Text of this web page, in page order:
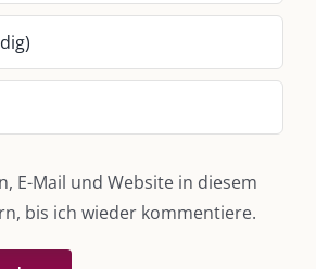
E-Mail und Website in diesem
bis ich wieder kommentiere.
Portal unserer Heimat
Kulmbach